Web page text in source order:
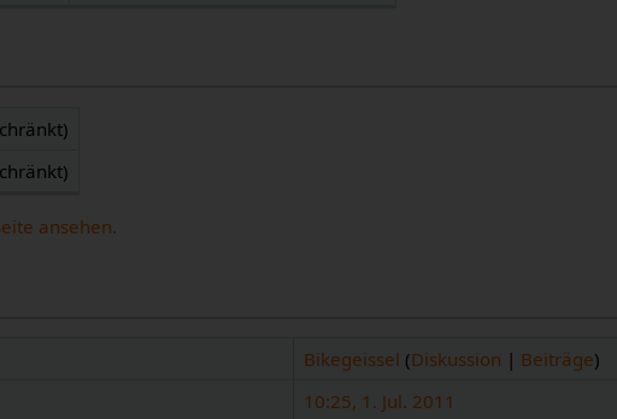
ansehen.
Bikegeissel (Diskussion | Beiträge)
10:25, 1. Jul. 2011